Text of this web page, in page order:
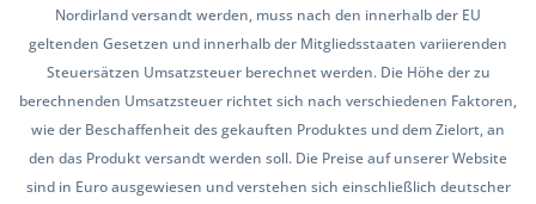
Nordirland versandt werden, muss nach den innerhalb der EU
geltenden Gesetzen und innerhalb der Mitgliedsstaaten variierenden
Steuersätzen Umsatzsteuer berechnet werden. Die Höhe der zu
berechnenden Umsatzsteuer richtet sich nach verschiedenen Faktoren,
wie der Beschaffenheit des gekauften Produktes und dem Zielort, an
den das Produkt versandt werden soll. Die Preise auf unserer Website
sind in Euro ausgewiesen und verstehen sich einschließlich deutscher